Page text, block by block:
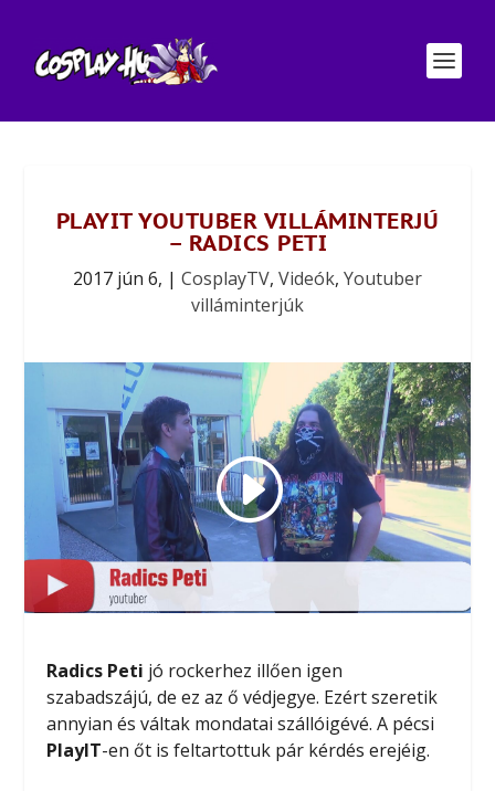
PLAYIT YOUTUBER VILLÁMINTERJÚ
– RADICS PETI
2017 jún 6, | CosplayTV, Videók, Youtuber
villáminterjúk
Radics Peti jó rockerhez illően igen
szabadszájú, de ez az ő védjegye. Ezért szeretik
annyian és váltak mondatai szállóigévé. A pécsi
PlayIT-en őt is feltartottuk pár kérdés erejéig.